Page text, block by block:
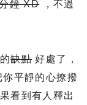
鐘 XD，不過
的缺點 好處了，
平靜的心撩撥
看到有人釋出